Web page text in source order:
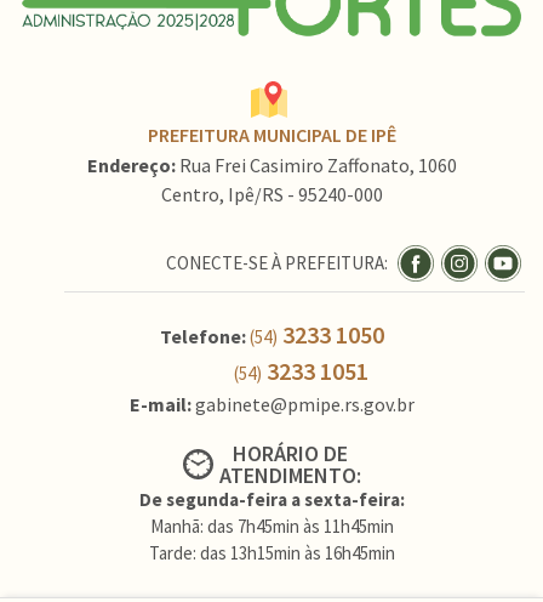
PREFEITURA MUNICIPAL DE IPÊ
Endereço: Rua Frei Casimiro Zaffonato, 1060
Centro, Ipê/RS - 95240-000
CONECTE-SE À PREFEITURA:
Telefone:(54) 3233 1050
(54) 3233 1051
E-mail:gabinete@pmipe.rs.gov.br
HORÁRIO DE
ATENDIMENTO:
De segunda-feira a sexta-feira:
Manhã: das 7h45min às 11h45min
Tarde: das 13h15min às 16h45min